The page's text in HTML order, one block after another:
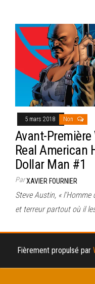
5 mars 2018 Non
Avant-Première
Real American
Dollar Man #1
ParXAVIER FOURNIER
Steve Austin, «
et terreur partout où il
Fièrement propulsé par